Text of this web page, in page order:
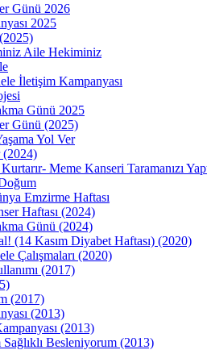
Günü 2026
2025
Aile Hekiminiz
İletişim Kampanyası
Günü 2025
Günü (2025)
Yol Ver
(2024)
Meme Kanseri Taramanızı
Emzirme Haftası
Haftası (2024)
Günü (2024)
(14 Kasım Diyabet Haftası) (2020)
Çalışmaları (2020)
(2017)
(2017)
(2013)
(2013)
Besleniyorum (2013)